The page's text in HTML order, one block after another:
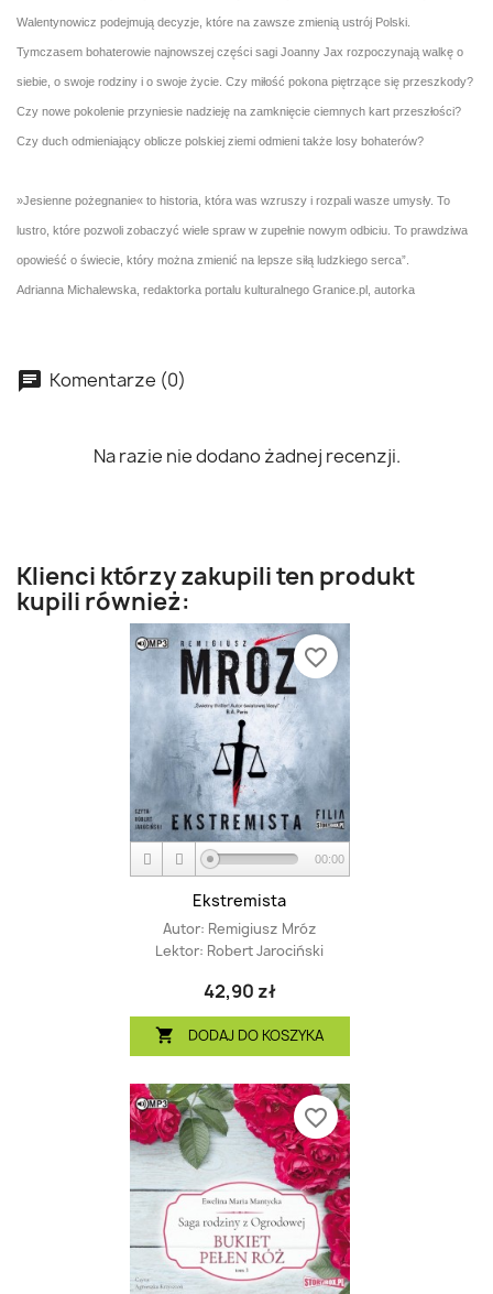
Walentynowicz podejmują decyzje, które na zawsze zmienią ustrój Polski.
Tymczasem bohaterowie najnowszej części sagi Joanny Jax rozpoczynają walkę o
siebie, o swoje rodziny i o swoje życie. Czy miłość pokona piętrzące się przeszkody?
Czy nowe pokolenie przyniesie nadzieję na zamknięcie ciemnych kart przeszłości?
Czy duch odmieniający oblicze polskiej ziemi odmieni także losy bohaterów?
»Jesienne pożegnanie« to historia, która was wzruszy i rozpali wasze umysły. To
lustro, które pozwoli zobaczyć wiele spraw w zupełnie nowym odbiciu. To prawdziwa
opowieść o świecie, który można zmienić na lepsze siłą ludzkiego serca”.
Adrianna Michalewska, redaktorka portalu kulturalnego Granice.pl, autorka
Komentarze (0)
Na razie nie dodano żadnej recenzji.
Klienci którzy zakupili ten produkt
kupili również:
00:00
Ekstremista
Autor: Remigiusz Mróz
Lektor: Robert Jarociński
42,90 zł
 DODAJ DO KOSZYKA
favorite_border
favorite_border